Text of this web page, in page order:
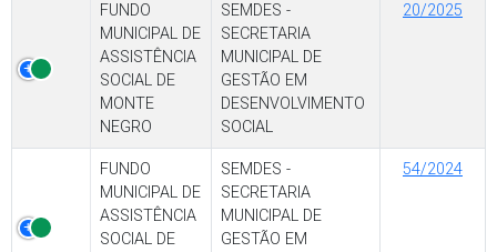
FUNDO
MUNICIPAL DE
ASSISTÊNCIA
SOCIAL DE
MONTE
NEGRO
SEMDES -
SECRETARIA
MUNICIPAL DE
GESTÃO EM
DESENVOLVIMENTO
SOCIAL
20/2025
FUNDO
MUNICIPAL DE
ASSISTÊNCIA
SOCIAL DE
SEMDES -
SECRETARIA
MUNICIPAL DE
GESTÃO EM
54/2024